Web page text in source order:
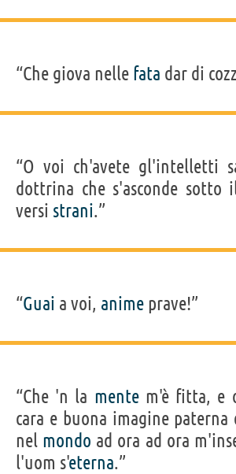
“Che giova nelle fata dar di
“O voi ch'avete gl'intelletti
dottrina che s'asconde sotto
versi strani.”
“Guai a voi, anime prave!”
“Che 'n la mentem'è fitta, e
cara e buona imagine
nel mondo ad ora ad ora
l'uom s'eterna.”